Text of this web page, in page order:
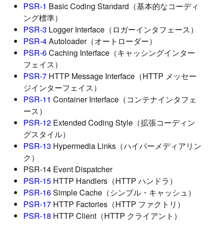
PSR-1 Basic Coding Standard（基本的なコーディ
ング標準）
PSR-3 Logger Interface（ロガーインタフェース）
PSR-4Autoloader（オートローダー）
PSR-6Caching Interface（キャッシングインター
フェイス）
PSR-7 HTTP Message Interface（HTTP メッセー
ジインターフェイス）
PSR-11 Container Interface（コンテナインタフェ
ース）
PSR-12 Extended Coding Style（拡張コーディン
グスタイル）
PSR-13 Hypermedia Links（ハイパーメディアリン
ク）
PSR-14 Event Dispatcher
PSR-15 HTTP Handlers（HTTP ハンドラ）
PSR-16Simple Cache（シンプル・キャッシュ）
PSR-17 HTTP Factories（HTTP ファクトリ）
PSR-18 HTTP Client（HTTP クライアント）